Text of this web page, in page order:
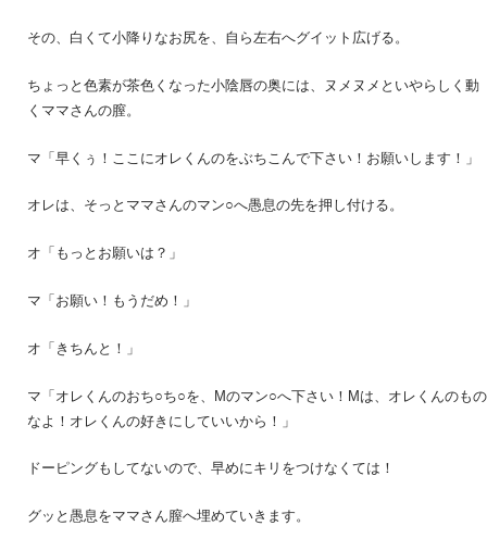
その、白くて小降りなお尻を、自ら左右へグイット広げる。
ちょっと色素が茶色くなった小陰唇の奥には、ヌメヌメといやらしく動
くママさんの膣。
マ「早くぅ！ここにオレくんのをぶちこんで下さい！お願いします！」
オレは、そっとママさんのマン○へ愚息の先を押し付ける。
オ「もっとお願いは？」
マ「お願い！もうだめ！」
オ「きちんと！」
マ「オレくんのおち○ち○を、Mのマン○へ下さい！Mは、オレくんのもの
なよ！オレくんの好きにしていいから！」
ドーピングもしてないので、早めにキリをつけなくては！
グッと愚息をママさん膣へ埋めていきます。